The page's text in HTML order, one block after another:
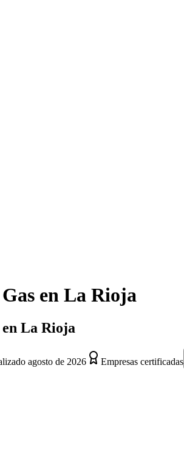
en La Rioja
La Rioja
agosto de 2026 Empresas certificadas